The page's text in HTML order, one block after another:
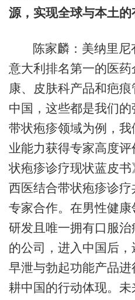
源，实现全球与本土的
陈家麟：美纳里
意大利排名第一的医
康、皮肤科产品和疤
中国，这些都是我们
带状疱疹领域为例，
业能力获得专家高度
状疱疹诊疗现状蓝皮
西医结合带状疱疹诊
专家合作。在男性健
研发且唯一拥有口服
的公司，进入中国后
早泄与勃起功能产品
耕中国的行动体现。